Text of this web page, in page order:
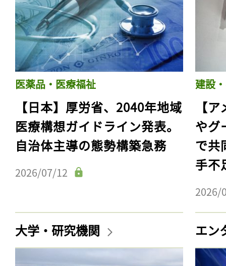
医薬品・医療福祉
【日本】厚労省、2040年地域
医療構想ガイドライン発表。
自治体主導の態勢構築急務
2026/07/12
建設
【
やグ
で共
手不
2026/
大学・研究機関 エン